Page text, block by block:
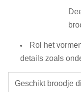
Rol het
details zoals
Geschikt broodje